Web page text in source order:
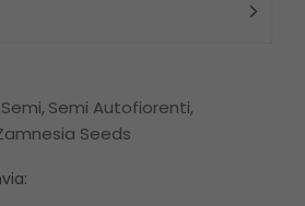
Semi Autofiorenti
Seeds